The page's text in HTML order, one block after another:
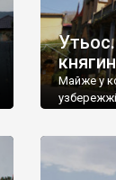
Майже у